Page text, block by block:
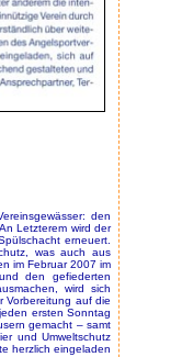
den
Letzterem wird der
erneuert.
was auch aus
im Februar 2007 im
den gefiederten
wird sich
Vorbereitung auf die
ersten Sonntag
gemacht – samt
und Umweltschutz
herzlich eingeladen